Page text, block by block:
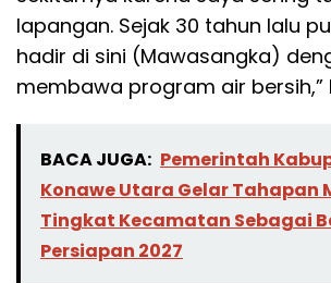
lapangan. Sejak 30 tahun lalu
hadir di sini (Mawasangka)
membawa program air bersih,”
BACA JUGA: Pemerintah
Konawe Utara Gelar Tahapan
Tingkat Kecamatan Sebagai
Persiapan 2027